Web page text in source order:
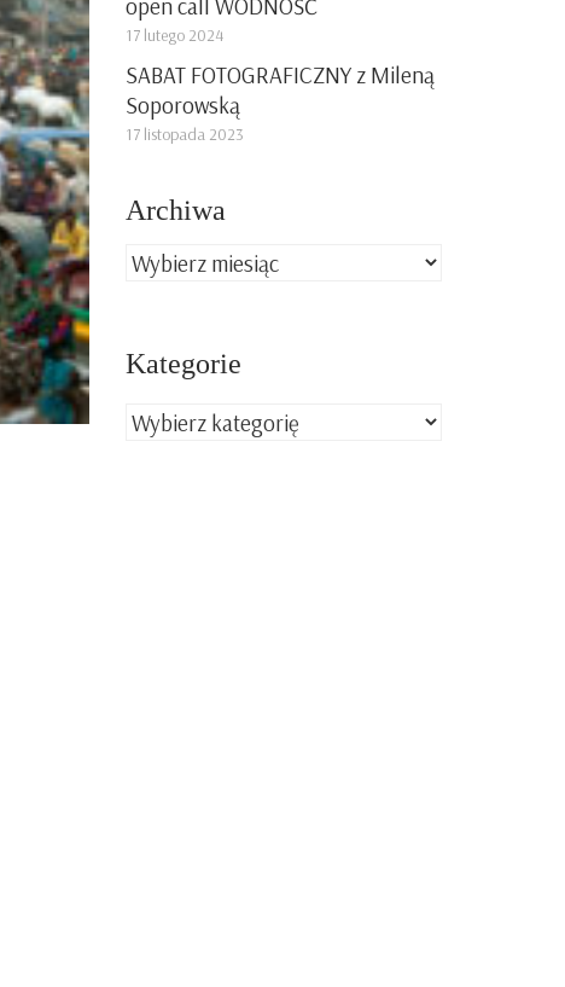
open call WODNOŚĆ
17 lutego 2024
SABAT FOTOGRAFICZNY z Mileną
Soporowską
17 listopada 2023
Archiwa
Archiwa
Kategorie
Kategorie